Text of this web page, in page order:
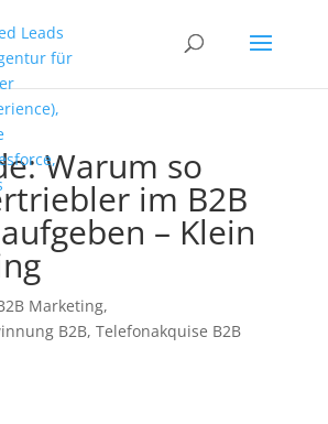
Warum so
im B2B
– Klein
Marketing,
B2B, Telefonakquise B2B